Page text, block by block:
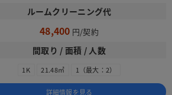
ルームクリーニング代
48,400
間取り / 面積 / 人数
1K 21.48㎡ 1（最大：2）
詳細情報を見る